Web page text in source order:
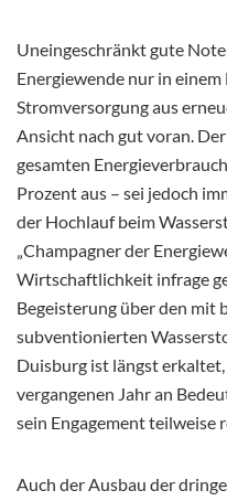
Uneingeschränkt gute
Energiewende nur in
Stromversorgung aus
Ansicht nach gut voran.
gesamten
Prozent aus – sei jedoch
der Hochlauf beim
„Champagner der
Wirtschaftlichkeit infrage
Begeisterung über den mit
subventionierten
Duisburg ist längst
vergangenen Jahr an
sein Engagement teilweise
Auch der Ausbau der